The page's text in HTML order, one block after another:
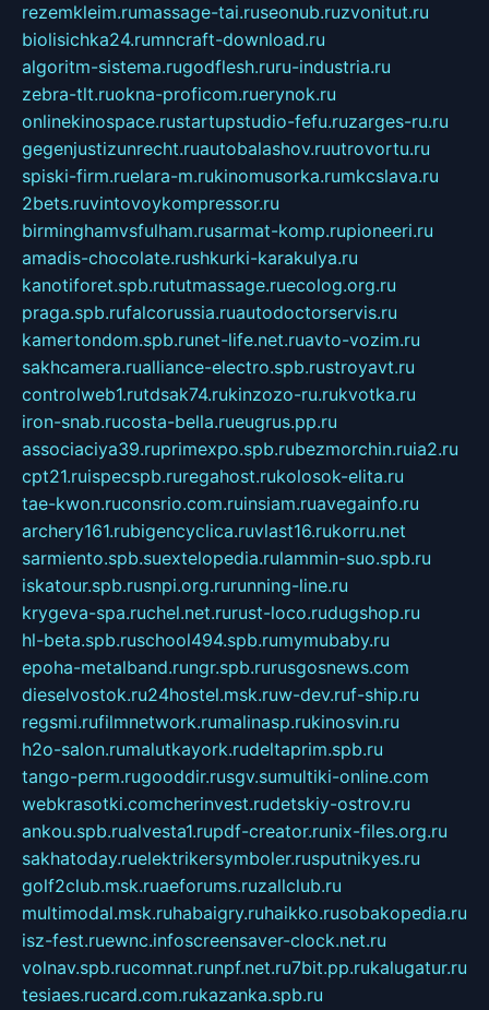
rezemkleim.rumassage-tai.ruseonub.ruzvonitut.ru
biolisichka24.rumncraft-download.ru
algoritm-sistema.rugodflesh.ruru-industria.ru
zebra-tlt.ruokna-proficom.ruerynok.ru
onlinekinospace.rustartupstudio-fefu.ruzarges-ru.ru
gegenjustizunrecht.ruautobalashov.ruutrovortu.ru
spiski-firm.ruelara-m.rukinomusorka.rumkcslava.ru
2bets.ruvintovoykompressor.ru
birminghamvsfulham.rusarmat-komp.rupioneeri.ru
amadis-chocolate.rushkurki-karakulya.ru
kanotiforet.spb.rututmassage.ruecolog.org.ru
praga.spb.rufalcorussia.ruautodoctorservis.ru
kamertondom.spb.runet-life.net.ruavto-vozim.ru
sakhcamera.rualliance-electro.spb.rustroyavt.ru
controlweb1.rutdsak74.rukinzozo-ru.rukvotka.ru
iron-snab.rucosta-bella.rueugrus.pp.ru
associaciya39.ruprimexpo.spb.rubezmorchin.ruia2.ru
cpt21.ruispecspb.ruregahost.rukolosok-elita.ru
tae-kwon.ruconsrio.com.ruinsiam.ruavegainfo.ru
archery161.rubigencyclica.ruvlast16.rukorru.net
sarmiento.spb.suextelopedia.rulammin-suo.spb.ru
iskatour.spb.rusnpi.org.rurunning-line.ru
krygeva-spa.ruchel.net.rurust-loco.rudugshop.ru
hl-beta.spb.ruschool494.spb.rumymubaby.ru
epoha-metalband.rungr.spb.rurusgosnews.com
dieselvostok.ru24hostel.msk.ruw-dev.ruf-ship.ru
regsmi.rufilmnetwork.rumalinasp.rukinosvin.ru
h2o-salon.rumalutkayork.rudeltaprim.spb.ru
tango-perm.rugooddir.rusgv.sumultiki-online.com
webkrasotki.comcherinvest.rudetskiy-ostrov.ru
ankou.spb.rualvesta1.rupdf-creator.runix-files.org.ru
sakhatoday.ruelektrikersymboler.rusputnikyes.ru
golf2club.msk.ruaeforums.ruzallclub.ru
multimodal.msk.ruhabaigry.ruhaikko.rusobakopedia.ru
isz-fest.ruewnc.infoscreensaver-clock.net.ru
volnav.spb.rucomnat.runpf.net.ru7bit.pp.rukalugatur.ru
tesiaes.rucard.com.rukazanka.spb.ru